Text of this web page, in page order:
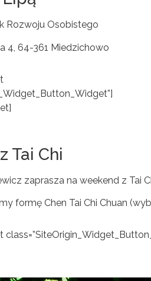
Rozwoju Osobistego
4, 64-361 Miedzichowo
Tai Chi
zaprasza na weekend z Tai
formę Chen Tai Chi Chuan